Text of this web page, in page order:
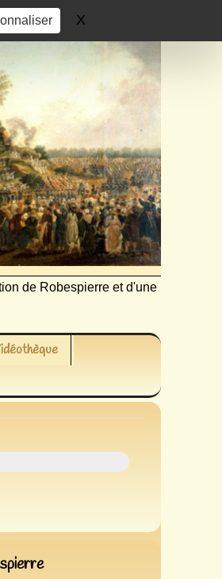
X
de Robespierre et d'une